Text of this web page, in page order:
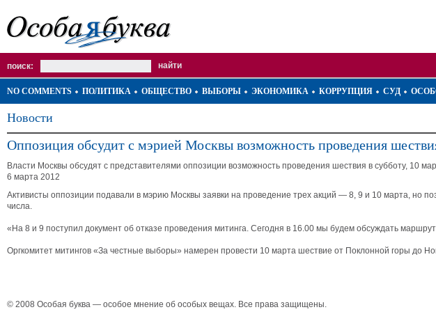
поиск:
NO COMMENTS ПОЛИТИКА ОБЩЕСТВО ВЫБОРЫ ЭКОНОМИКА КОРРУПЦИЯ СУД
Новости
Оппозиция обсудит с мэрией Москвы возможность проведения
Власти Москвы обсудят с представителями оппозиции возможность проведения шествия в субботу, 10
6 марта 2012
Активисты оппозиции подавали в мэрию Москвы заявки на проведение трех акций — 8, 9 и 10 марта, но
числа.
«На 8 и 9 поступил документ об отказе проведения митинга. Сегодня в 16.00 мы будем обсуждать
Оргкомитет митингов «За честные выборы» намерен провести 10 марта шествие от Поклонной горы до
© 2008 Особая буква — особое мнение об особых вещах. Все права защищены.